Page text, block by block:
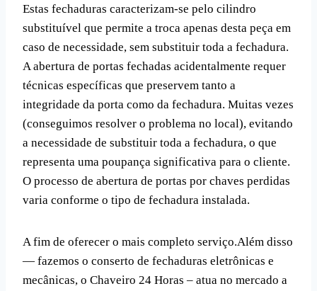
Estas fechaduras caracterizam-se pelo cilindro
substituível que permite a troca apenas desta peça em
caso de necessidade, sem substituir toda a fechadura.
A abertura de portas fechadas acidentalmente requer
técnicas específicas que preservem tanto a
integridade da porta como da fechadura. Muitas vezes
(conseguimos resolver o problema no local), evitando
a necessidade de substituir toda a fechadura, o que
representa uma poupança significativa para o cliente.
O processo de abertura de portas por chaves perdidas
varia conforme o tipo de fechadura instalada.
A fim de oferecer o mais completo serviço.Além disso
— fazemos o conserto de fechaduras eletrônicas e
mecânicas, o Chaveiro 24 Horas – atua no mercado a